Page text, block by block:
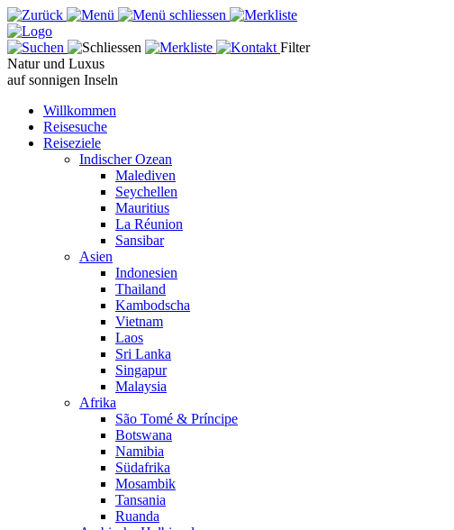
Filter
Natur und Luxus
auf sonnigen Inseln
Willkommen
Reisesuche
Reiseziele
Indischer Ozean
Malediven
Seychellen
Mauritius
La Réunion
Sansibar
Asien
Indonesien
Thailand
Kambodscha
Vietnam
Laos
Sri Lanka
Singapur
Malaysia
Afrika
São Tomé & Príncipe
Botswana
Namibia
Südafrika
Mosambik
Tansania
Ruanda